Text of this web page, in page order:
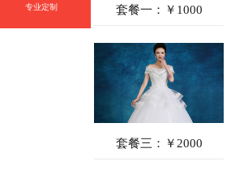
专业定制 套餐一：￥1000
套餐三：￥2000